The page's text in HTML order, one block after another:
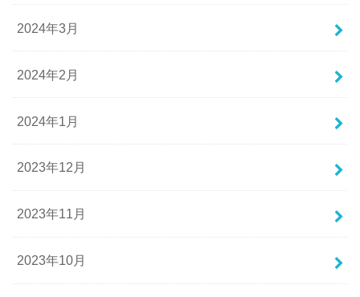
2024年3月
2024年2月
2024年1月
2023年12月
2023年11月
2023年10月